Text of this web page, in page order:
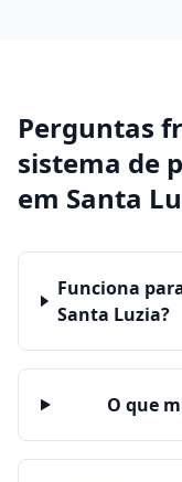
Perguntas
sistema de
em Santa
Funciona
Santa Luzia?
O que